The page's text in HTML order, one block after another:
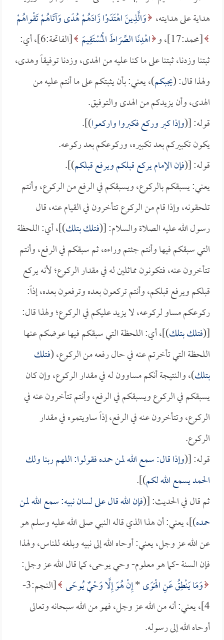
هداية على هدايته، وَالَّذِينَ اهْتَدَوْا زَادَهُمْ هُدًى وَآتَاهُمْ تَقْواهُمْ
[محمد:17]، و
اهْدِنَا الصِّرَاطَ الْمُسْتَقِيمَ
[الفاتحة:6]، أي:
ثبتنا وزدنا، ثبتنا على ما كنا عليه من الهدى، وزدنا توفيقاً وهدى،
ولهذا قال: (يجبكم)، يعني: بأن يثبتكم على ما أنتم عليه من
الهدى، وأن يزيدكم من الهدى والتوفيق.
قوله: [(وإذا كبر وركع فكبروا واركعوا)].
يكون تكبيركم بعد تكبيره، وركوعكم بعد ركوعه.
قوله: [(فإن الإمام يركع قبلكم ويرفع قبلكم)].
يعني: يسبقكم بالركوع، ويسبقكم في الرفع من الركوع، وأنتم
تلحقونه، وإذا قام من الركوع تتأخرون في القيام عنه، قال
رسول الله عليه الصلاة والسلام: [(فتلك بتلك)]، أي: اللحظة
التي سبقكم فيها وأنتم جئتم وراءه، ثم سبقكم في الرفع، وأنتم
تتأخرون عنه، فتكونون مماثلين له في مقدار الركوع؛ لأنه يركع
قبلكم ويرفع قبلكم، وأنتم تركعون بعده وترفعون بعده، إذاً:
ركوعكم مساو لركوعه، لا يزيد عليكم في الركوع؛ ولهذا قال:
[(فتلك بتلك)]، أي: اللحظة التي سبقكم فيها عوضكم عنها
اللحظة التي تأخرتم عنه في حال رفعه من الركوع، (فتلك
بتلك)، والنتيجة أنكم مساوون له في مقدار الركوع، وإن كان
يسبقكم في الركوع ويسبقكم في الرفع، وأنتم تتأخرون عنه في
الركوع، وتتأخرون عنه في الرفع، إذاً ساويتموه في مقدار
الركوع.
قوله: [(وإذا قال: سمع الله لمن حمده فقولوا: اللهم ربنا ولك
الحمد يسمع الله لكم)].
ثم قال في الحديث: [(فإن الله قال على لسان نبيه: سمع الله لمن
حمده)]، يعني: أن هذا الذي قاله النبي صلى الله عليه وسلم هو
عن الله عز وجل، يعني: أوحاه الله إلى نبيه وبلغه للناس، ولهذا
فإن السنة -كما هو معلوم- وحي يوحى، كما قال الله عز وجل:
وَمَا يَنْطِقُ عَنِ الْهَوَى*إِنْ هُوَ إِلَّا وَحْيٌ يُوحَى
[النجم:3-
4]، يعني: أنه من الله عز وجل، فهو من الله سبحانه وتعالى
أوحاه الله إلى رسوله.